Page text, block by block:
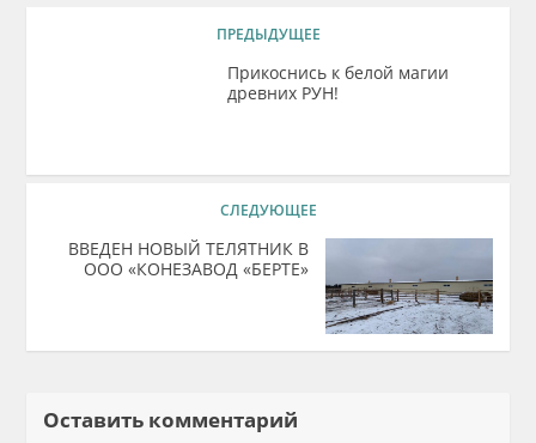
ПРЕДЫДУЩЕЕ
Прикоснись к белой магии
древних РУН!
СЛЕДУЮЩЕЕ
ВВЕДЕН НОВЫЙ ТЕЛЯТНИК В
ООО «КОНЕЗАВОД «БЕРТЕ»
Оставить комментарий